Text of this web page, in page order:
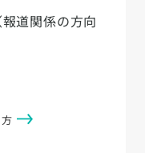
道関係の方向